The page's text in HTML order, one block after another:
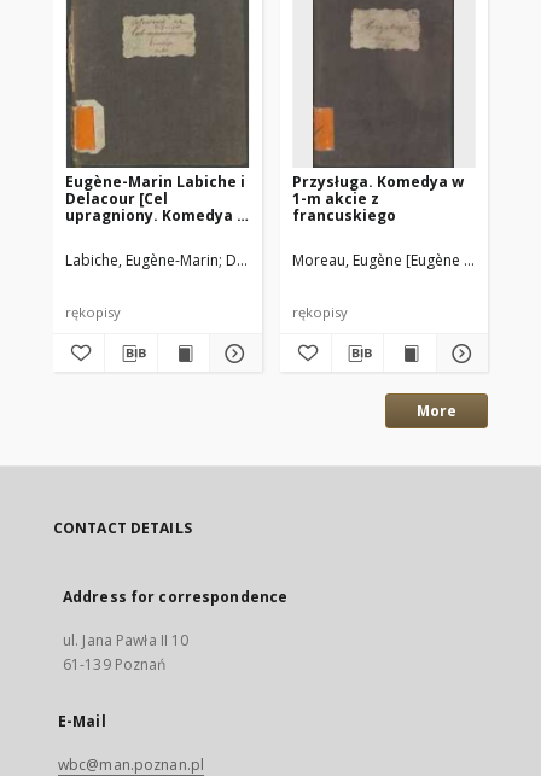
Eugène-Marin Labiche i
Delacour [Cel
upragniony. Komedya w
francuzkiego
tłómaczona
Labiche, Eugène-Marin Delacour, [Alfred-Charlemagne Lartigue]
rękopisy
Przysługa. Komedya w
1-m akcie z
francuskiego
Moreau, Eugène [Eugène Lemoine]
rękopisy
More
CONTACT DETAILS
Address for correspondence
ul. Jana Pawła II 10
61-139 Poznań
E-Mail
wbc@man.poznan.pl